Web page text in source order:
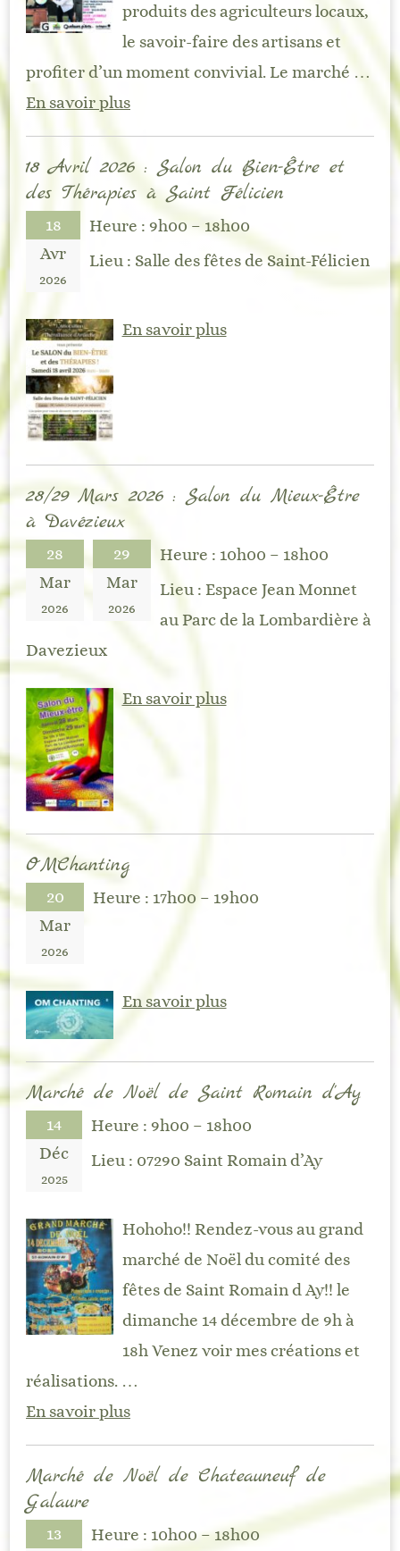
produits des agriculteurs locaux,
le savoir-faire des artisans et
profiter d’un moment convivial. Le marché …
En savoir plus
18 Avril 2026 : Salon du Bien-Être et
des Thérapies à Saint Félicien
18
Avr
2026
Heure : 9h00 – 18h00
Lieu : Salle des fêtes de Saint-Félicien
En savoir plus
28/29 Mars 2026 : Salon du Mieux-Être
à Davézieux
28
Mar
2026
29
Mar
2026
Heure : 10h00 – 18h00
Lieu : Espace Jean Monnet
au Parc de la Lombardière à
Davezieux
En savoir plus
OMChanting
20
Mar
2026
Heure : 17h00 – 19h00
En savoir plus
Marché de Noël de Saint Romain d’Ay
14
Déc
2025
Heure : 9h00 – 18h00
Lieu : 07290 Saint Romain d’Ay
Hohoho!! Rendez-vous au grand
marché de Noël du comité des
fêtes de Saint Romain d Ay!! le
dimanche 14 décembre de 9h à
18h Venez voir mes créations et
réalisations. …
En savoir plus
Marché de Noël de Chateauneuf de
Galaure
13 Heure : 10h00 – 18h00